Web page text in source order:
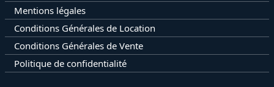
Mentions légales
Conditions Générales de Location
Conditions Générales de Vente
Politique de confidentialité